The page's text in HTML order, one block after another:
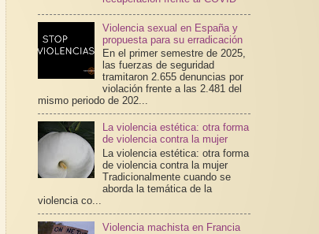
Violencia sexual en España y
propuesta para su erradicación
En el primer semestre de 2025,
las fuerzas de seguridad
tramitaron 2.655 denuncias por
violación frente a las 2.481 del
mismo periodo de 202...
La violencia estética: otra forma
de violencia contra la mujer
La violencia estética: otra forma
de violencia contra la mujer
Tradicionalmente cuando se
aborda la temática de la
violencia co...
Violencia machista en Francia